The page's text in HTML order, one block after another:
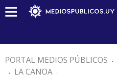
PORTAL MEDIOS PÚBLICOS .
. LA CANOA .